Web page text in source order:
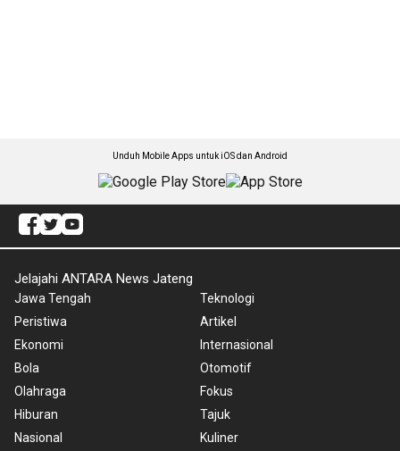
Unduh Mobile Apps untuk iOS dan Android
Jelajahi ANTARA News Jateng
Jawa Tengah
Peristiwa
Ekonomi
Bola
Olahraga
Hiburan
Nasional
Teknologi
Artikel
Internasional
Otomotif
Fokus
Tajuk
Kuliner